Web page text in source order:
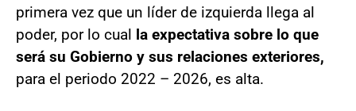
primera vez que un líder de izquierda llega al
poder, por lo cual la expectativa sobre lo que
será su Gobierno y sus relaciones exteriores,
para el periodo 2022 – 2026, es alta.